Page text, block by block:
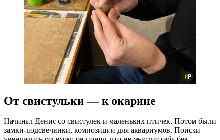
От свистульки — к окарине
Начинал Денис со свистулек и маленьких птичек. Потом были
замки-подсвечники, композиции для аквариумов. Поиски